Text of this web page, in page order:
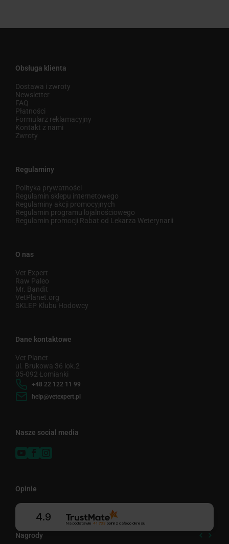
Obsługa klienta
Dostawa i zwroty
Newsletter
FAQ
Płatności
Formularz reklamacyjny
Kontakt z nami
Zwroty
Regulaminy
Polityka prywatności
Regulamin sklepu internetowego
Regulaminy akcji promocyjnych
Regulamin programu lojalnościowego
Regulamin promocji Rabat od Lekarza Weterynarii
O nas
Vet Expert
Raw Paleo
Mr. Bandit
VetPlanet.org
SKLEP Klubu Hodowcy
Dane kontaktowe
Vet Planet
ul. Brukowa 36 lok.2
05-092 Łomianki
+48 22 122 11 99
help@vetexpert.pl
Nasze social media
Nagrody
Opinie
4.9
Na podstawie 41 733 opinii z całego okresu